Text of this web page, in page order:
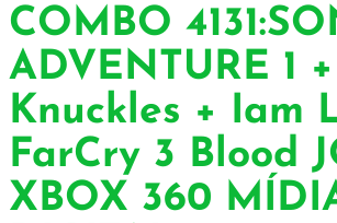
COMBO
ADVENTURE 1
Knuckles + Iam
FarCry 3 Blood
XBOX 360